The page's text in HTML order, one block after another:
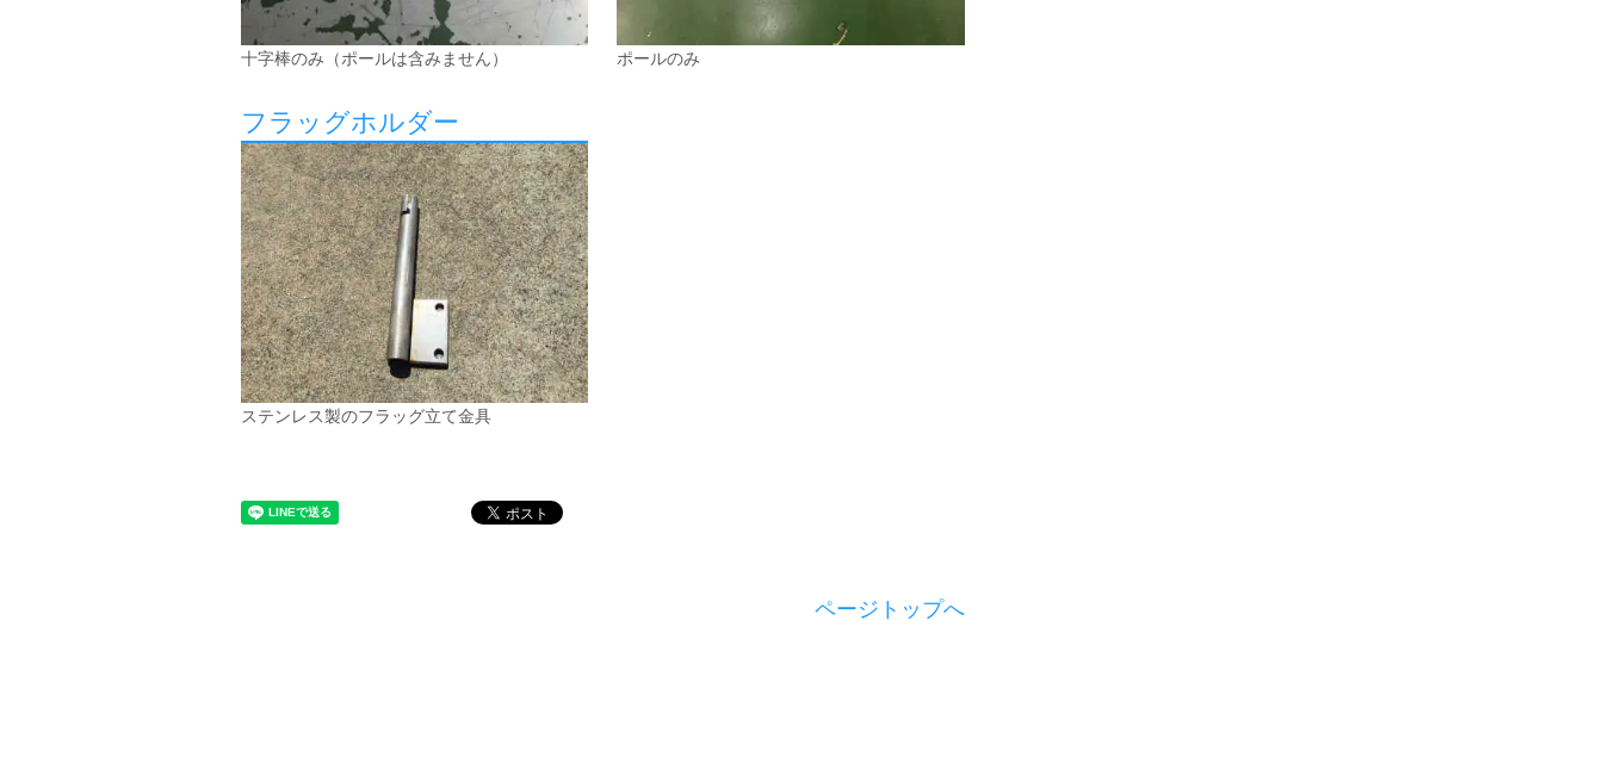
十字棒のみ（ポールは含みません） ポールのみ
フラッグホルダー
ステンレス製のフラッグ立て金具
ページトップへ